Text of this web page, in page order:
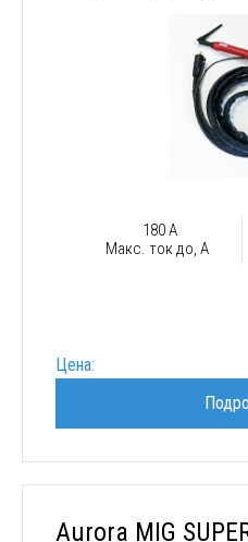
180 А
Макс. ток до, А
Цена:
Aurora MIG